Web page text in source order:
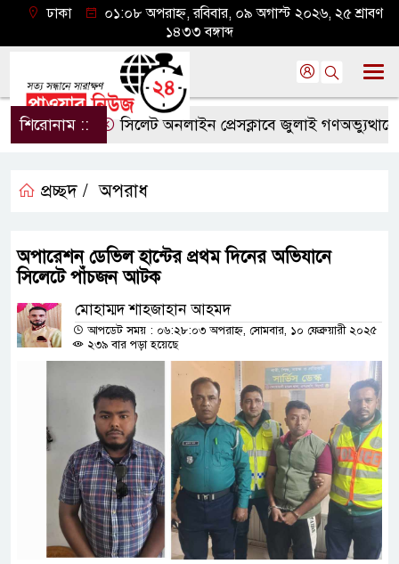
ঢাকা
০১:০৮ অপরাহ্ন, রবিবার, ০৯ অগাস্ট ২০২৬, ২৫ শ্রাবণ
১৪৩৩ বঙ্গাব্দ
শিরোনাম :: সিলেট অনলাইন প্রেসক্লাবে জুলাই গণঅভ্যুত্থানের
প্রচ্ছদ / অপরাধ
অপারেশন ডেভিল হান্টের প্রথম দিনের অভিযানে
সিলেটে পাঁচজন আটক
মোহাম্মদ শাহজাহান আহমদ
আপডেট সময় : ০৬:২৮:০৩ অপরাহ্ন, সোমবার, ১০ ফেব্রুয়ারী ২০২৫
২৩৯ বার পড়া হয়েছে